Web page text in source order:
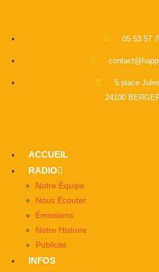
05 53 57
5 place
24100
ACCUEIL
RADIO
Notre Équipe
Nous Écouter
Émissions
Notre Histoire
Publicité
INFOS